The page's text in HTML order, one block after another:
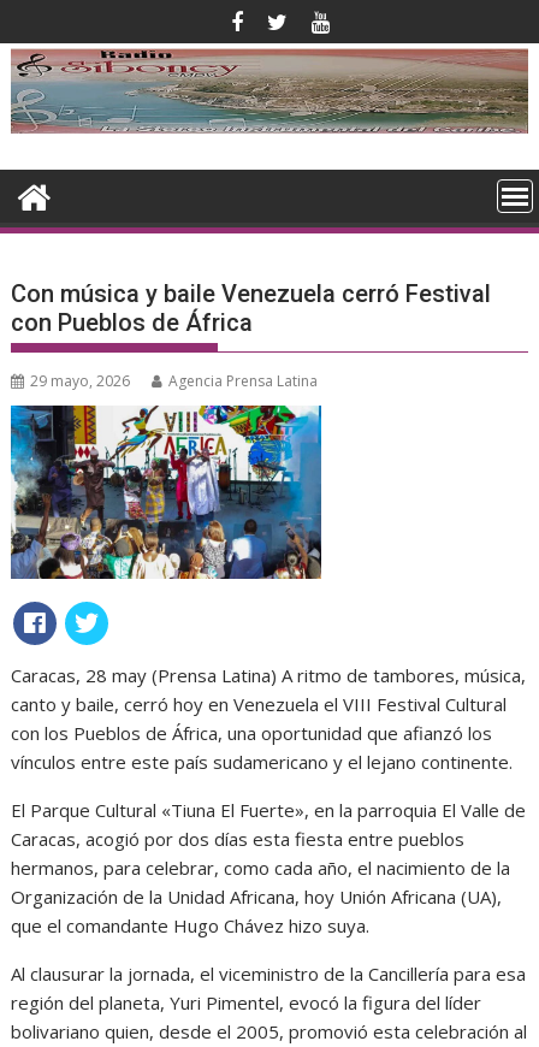
al
contenido
Con música y baile Venezuela cerró Festival
con Pueblos de África
29 mayo, 2026 Agencia Prensa Latina
Caracas, 28 may (Prensa Latina) A ritmo de tambores, música,
canto y baile, cerró hoy en Venezuela el VIII Festival Cultural
con los Pueblos de África, una oportunidad que afianzó los
vínculos entre este país sudamericano y el lejano continente.
El Parque Cultural «Tiuna El Fuerte», en la parroquia El Valle de
Caracas, acogió por dos días esta fiesta entre pueblos
hermanos, para celebrar, como cada año, el nacimiento de la
Organización de la Unidad Africana, hoy Unión Africana (UA),
que el comandante Hugo Chávez hizo suya.
Al clausurar la jornada, el viceministro de la Cancillería para esa
región del planeta, Yuri Pimentel, evocó la figura del líder
bolivariano quien, desde el 2005, promovió esta celebración al